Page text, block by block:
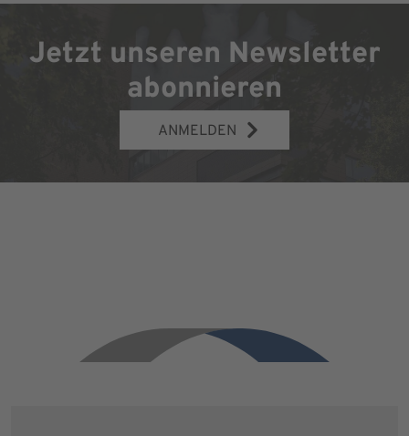
Jetzt unseren Newsletter
abonnieren
ANMELDEN